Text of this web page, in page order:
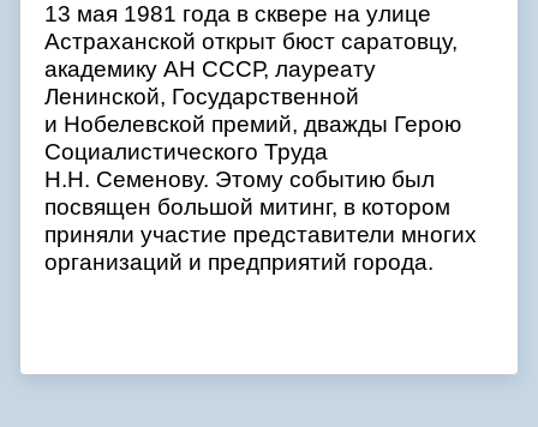
13 мая 1981 года в сквере на улице
Астраханской открыт бюст саратовцу,
академику АН СССР, лауреату
Ленинской, Государственной
и Нобелевской премий, дважды Герою
Социалистического Труда
Н.Н. Семенову. Этому событию был
посвящен большой митинг, в котором
приняли участие представители многих
организаций и предприятий города.